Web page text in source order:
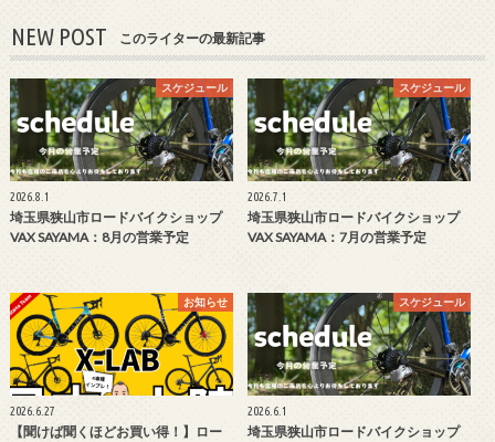
NEW POST このライターの最新記事
スケジュール
2026.8.1
埼玉県狭山市ロードバイクショップ
VAX SAYAMA：8月の営業予定
スケジュール
2026.7.1
埼玉県狭山市ロードバイクショップ
VAX SAYAMA：7月の営業予定
お知らせ
2026.6.27
【聞けば聞くほどお買い得！】ロー
スケジュール
2026.6.1
埼玉県狭山市ロードバイクショップ